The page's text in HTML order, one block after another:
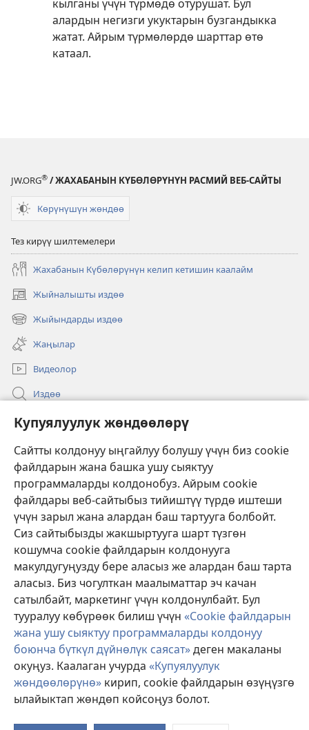
Купуялуулук жөндөөлөрү
Сайтты колдонуу ыңгайлуу болушу үчүн биз cookie
файлдарын жана башка ушу сыяктуу
программаларды колдонобуз. Айрым cookie
файлдары веб-сайтыбыз тийиштүү түрдө иштеши
үчүн зарыл жана алардан баш тартууга болбойт.
Сиз сайтыбызды жакшыртууга шарт түзгөн
кошумча cookie файлдарын колдонууга
макулдугуңузду бере аласыз же алардан баш тарта
аласыз. Биз чогулткан маалыматтар эч качан
сатылбайт, маркетинг үчүн колдонулбайт. Бул
тууралуу көбүрөөк билиш үчүн «Cookie файлдарын
жана ушу сыяктуу программаларды колдонуу
боюнча бүткүл дүйнөлүк саясат»деген макаланы
окуңуз. Каалаган учурда «Купуялуулук
жөндөөлөрүнө» кирип, cookie файлдарын өзүңүзгө
ылайыктап жөндөп койсоңуз болот.
кылганы үчүн түрмөдө отурушат. Бул
алардын негизги укуктарын бузгандыкка
жатат. Айрым түрмөлөрдө шарттар өтө
катаал.
JW.ORG® / ЖАХАБАНЫН КҮБӨЛӨРҮНҮН РАСМИЙ ВЕБ-САЙТЫ
Көрүнүшүн жөндөө
Тез кирүү шилтемелери
Жахабанын Күбөлөрүнүн келип кетишин каалайм
Жыйналышты издөө
(жаңы
терезе
ачат)
Жыйындарды издөө
(жаңы
терезе
ачат)
Жаңылар
Видеолор
Издөө
Бийлик өкүлдөрү үчүн маалымат
Тартуулар
(жаңы
терезе
ачат)
ОНЛАЙН КИТЕПКАНА
(жаңы
терезе
ачат) JW Hub
(жаңы
терезе
ачат) JW Library
Watchtower Library
Copyright© 2026 Watch Tower Bible and Tract Society of Pennsylvania.
КОЛДОНУУ ШАРТТАРЫ
КУПУЯЛУУЛУК САЯСАТЫ
ЖӨНДӨӨЛӨРҮ